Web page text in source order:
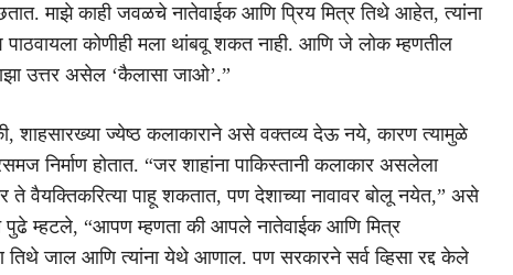
माझे काही जवळचे नातेवाईक आणि प्रिय मित्र तिथे आहेत, त्यांना
पाठवायला कोणीही मला थांबवू शकत नाही. आणि जे लोक म्हणतील
उत्तर असेल ‘कैलासा जाओ’.”
शाहसारख्या ज्येष्ठ कलाकाराने असे वक्तव्य देऊ नये, कारण त्यामुळे
निर्माण होतात. “जर शाहांना पाकिस्तानी कलाकार असलेला
ते वैयक्तिकरित्या पाहू शकतात, पण देशाच्या नावावर बोलू नयेत,” असे
म्हटले, “आपण म्हणता की आपले नातेवाईक आणि मित्र
जाल आणि त्यांना येथे आणाल. पण सरकारने सर्व व्हिसा रद्द केले